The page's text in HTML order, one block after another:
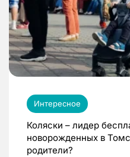
Интересное
Коляски – лидер
новорожденных в
родители?